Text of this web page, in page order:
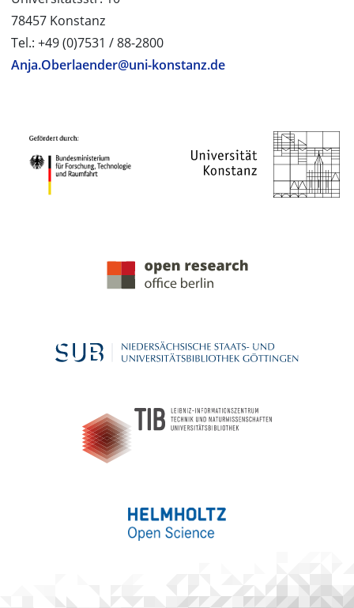
78457 Konstanz
Tel.: +49 (0)7531 / 88-2800
Anja.Oberlaender@uni-konstanz.de